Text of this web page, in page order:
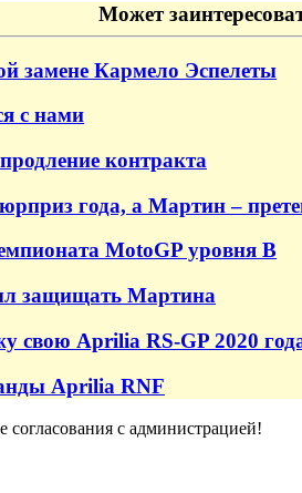
Может
замене Кармело Эспелеты
с нами
контракта
года, а Мартин –
MotoGP уровня B
защищать Мартина
свою Aprilia RS-GP 2020
Aprilia RNF
согласования с администрацией!